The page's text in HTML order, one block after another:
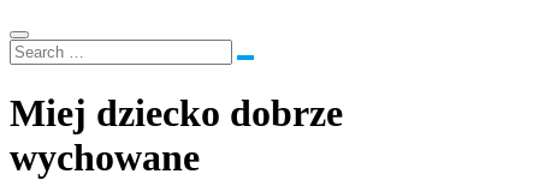
Miej dziecko dobrze
wychowane